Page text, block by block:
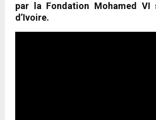
par la Fondation Mohamed VI
d’Ivoire.